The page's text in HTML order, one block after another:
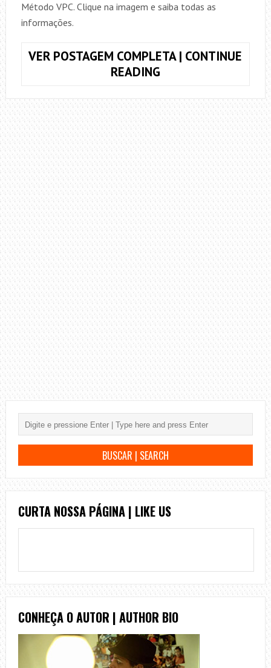
Método VPC. Clique na imagem e saiba todas as
informações.
VER POSTAGEM COMPLETA | CONTINUE
READINGCOMO
O
SOLO
DA
MÚSICA
TEMPO
PERDIDO,
DO
LEGIÃO
URBANA
CURTA NOSSA PÁGINA | LIKE US
CONHEÇA O AUTOR | AUTHOR BIO